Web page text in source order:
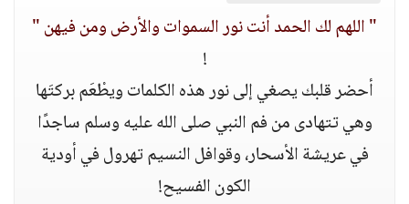
" اللهم لك الحمد أنت نور السموات والأرض ومن فيهن "
!
أحضر قلبك يصغي إلى نور هذه الكلمات ويطْعَم بركتَها
وهي تتهادى من فم النبي صلى الله عليه وسلم ساجدًا
في عريشة الأسحار، وقوافل النسيم تهرول في أودية
الكون الفسيح!